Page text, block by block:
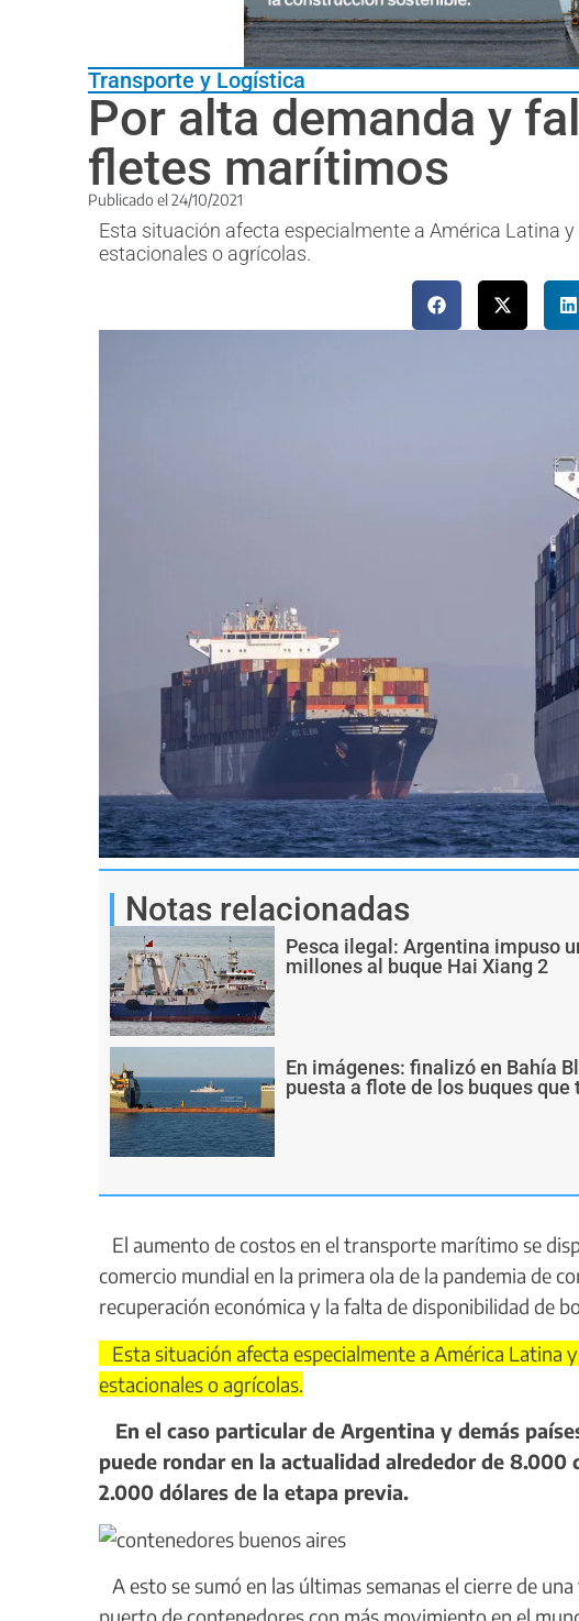
Transporte y Logística
Por alta demanda y
fletes marítimos
Publicado el 24/10/2021
Esta situación afecta especialmente a América Latina
estacionales o agrícolas.
Notas relacionadas
Pesca ilegal: Argentina impuso
millones al buque Hai Xiang 2
En imágenes: finalizó en Bahía
puesta a flote de los buques que
El aumento de costos en el transporte marítimo se
comercio mundial en la primera ola de la pandemia de
recuperación económica y la falta de disponibilidad de
Esta situación afecta especialmente a América Latina
estacionales o agrícolas.
En el caso particular de Argentina y demás
puede rondar en la actualidad alrededor de
2.000 dólares de la etapa previa.
A esto se sumó en las últimas semanas el cierre de
puerto de contenedores con más movimiento en el